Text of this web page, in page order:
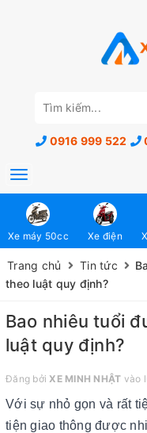
0916 999 522
Toggle
navigation
Xe máy 50cc Xe điện
Trang chủ Tin tức
theo luật quy định?
Bao nhiêu tuổi
luật quy định?
Đăng bởiXE MINH NHẬT vào
Với sự nhỏ gọn và rất
tiện giao thông được